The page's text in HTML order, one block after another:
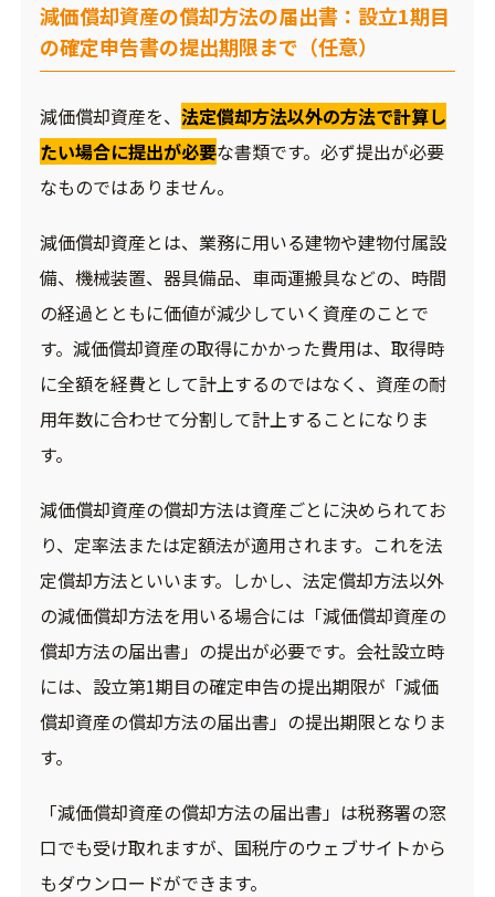
減価償却資産の償却方法の届出書：設立1期目
の確定申告書の提出期限まで（任意）
減価償却資産を、 法定償却方法以外の方法で計算し
たい場合に提出が必要な書類です。必ず提出が必要
なものではありません。
減価償却資産とは、業務に用いる建物や建物付属設
備、機械装置、器具備品、車両運搬具などの、時間
の経過とともに価値が減少していく資産のことで
す。減価償却資産の取得にかかった費用は、取得時
に全額を経費として計上するのではなく、資産の耐
用年数に合わせて分割して計上することになりま
す。
減価償却資産の償却方法は資産ごとに決められてお
り、定率法または定額法が適用されます。これを法
定償却方法といいます。しかし、法定償却方法以外
の減価償却方法を用いる場合には「減価償却資産の
償却方法の届出書」の提出が必要です。会社設立時
には、設立第1期目の確定申告の提出期限が「減価
償却資産の償却方法の届出書」の提出期限となりま
す。
「減価償却資産の償却方法の届出書」は税務署の窓
口でも受け取れますが、国税庁のウェブサイトから
もダウンロードができます。